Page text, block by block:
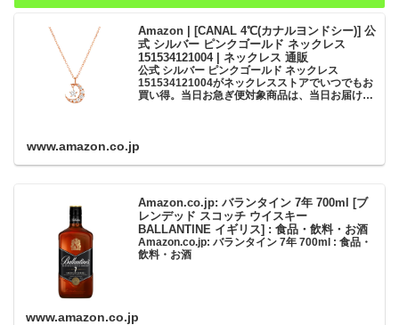
Amazon | [CANAL 4℃(カナルヨンドシー)] 公
式 シルバー ピンクゴールド ネックレス
151534121004 | ネックレス 通販
公式 シルバー ピンクゴールド ネックレス
151534121004がネックレスストアでいつでもお
買い得。当日お急ぎ便対象商品は、当日お届け可
www.amazon.co.jp
Amazon.co.jp: バランタイン 7年 700ml [ブ
レンデッド スコッチ ウイスキー
BALLANTINE イギリス] : 食品・飲料・お酒
Amazon.co.jp: バランタイン 7年 700ml : 食品・
飲料・お酒
www.amazon.co.jp